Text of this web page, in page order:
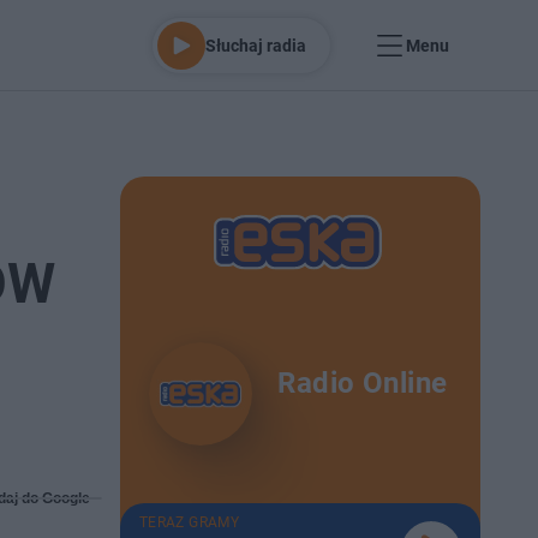
Słuchaj radia Menu
do Google
Radio Online
TERAZ GRAMY